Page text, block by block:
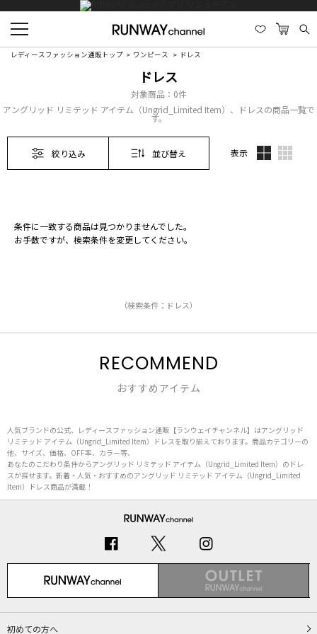
レディースファッション通販トップ ワンピース ドレス
ドレス
対象商品： 0件
アングリッド リミテッド アイテム（Ungrid_Limited Item）、ドレスの商品一覧で
す。
絞り込み 並び替え 表示
条件に一致する商品は見つかりませんでした。
お手数ですが、検索条件を変更してください。
（検索条件：ドレス）
RECOMMEND
おすすめアイテム
人気ブランドの公式、レディースファッション通販【ランウェイチャンネル】はアングリッド
リミテッド アイテム（Ungrid_Limited Item）ドレスを取り揃えております。商品カテゴリーの
他、サイズ、価格、OFF率、カラー等、
あなたのこだわり条件からアングリッド リミテッド アイテム（Ungrid_Limited Item）のドレ
スが探せます。新着・人気・おすすめのアングリッド リミテッド アイテム（Ungrid_Limited
Item）ドレス商品が満載！
初めての方へ